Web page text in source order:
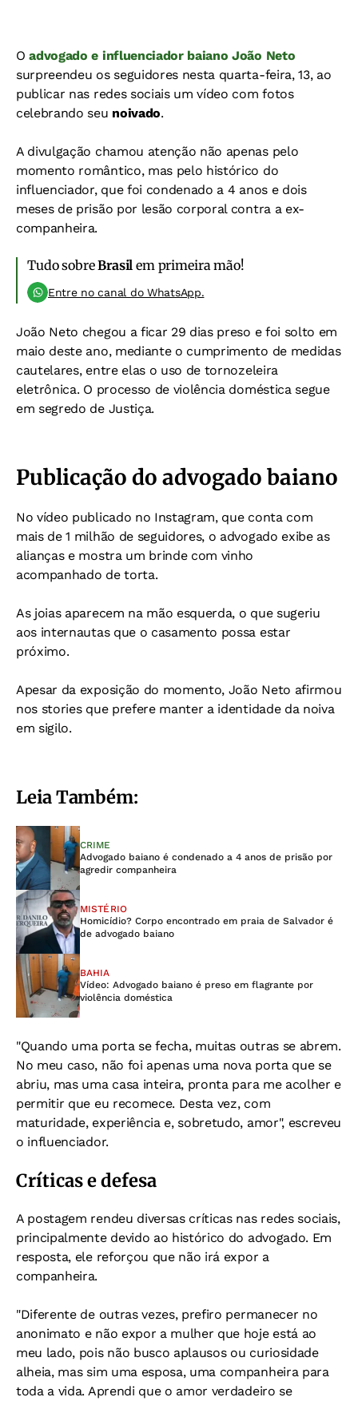
Oadvogado e influenciador baiano João Neto
surpreendeu os seguidores nesta quarta-feira, 13, ao
publicar nas redes sociais um vídeo com fotos
celebrando seu noivado.
A divulgação chamou atenção não apenas pelo
momento romântico, mas pelo histórico do
influenciador, que foi condenado a 4 anos e dois
meses de prisão por lesão corporal contra a ex-
companheira.
Tudo sobreBrasil em primeira mão!
Entre no canal do WhatsApp.
João Neto chegou a ficar 29 dias preso e foi solto em
maio deste ano, mediante o cumprimento de medidas
cautelares, entre elas o uso de tornozeleira
eletrônica. O processo de violência doméstica segue
em segredo de Justiça.
Publicação do advogado baiano
No vídeo publicado no Instagram, que conta com
mais de 1 milhão de seguidores, o advogado exibe as
alianças e mostra um brinde com vinho
acompanhado de torta.
As joias aparecem na mão esquerda, o que sugeriu
aos internautas que o casamento possa estar
próximo.
Apesar da exposição do momento, João Neto afirmou
nos stories que prefere manter a identidade da noiva
em sigilo.
Leia Também:
CRIME
Advogado baiano é condenado a 4 anos de prisão por
agredir companheira
MISTÉRIO
Homicídio? Corpo encontrado em praia de Salvador é
de advogado baiano
BAHIA
Vídeo: Advogado baiano é preso em flagrante por
violência doméstica
"Quando uma porta se fecha, muitas outras se abrem.
No meu caso, não foi apenas uma nova porta que se
abriu, mas uma casa inteira, pronta para me acolher e
permitir que eu recomece. Desta vez, com
maturidade, experiência e, sobretudo, amor", escreveu
o influenciador.
Críticas e defesa
A postagem rendeu diversas críticas nas redes sociais,
principalmente devido ao histórico do advogado. Em
resposta, ele reforçou que não irá expor a
companheira.
"Diferente de outras vezes, prefiro permanecer no
anonimato e não expor a mulher que hoje está ao
meu lado, pois não busco aplausos ou curiosidade
alheia, mas sim uma esposa, uma companheira para
toda a vida. Aprendi que o amor verdadeiro se